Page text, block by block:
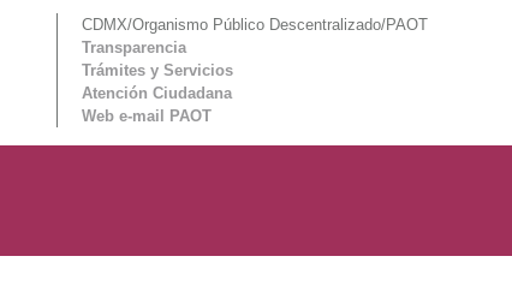
CDMX/Organismo Público Descentralizado/PAOT
Transparencia
Trámites y Servicios
Atención Ciudadana
Web e-mail PAOT